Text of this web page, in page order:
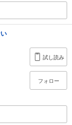
試し読み
フォロー